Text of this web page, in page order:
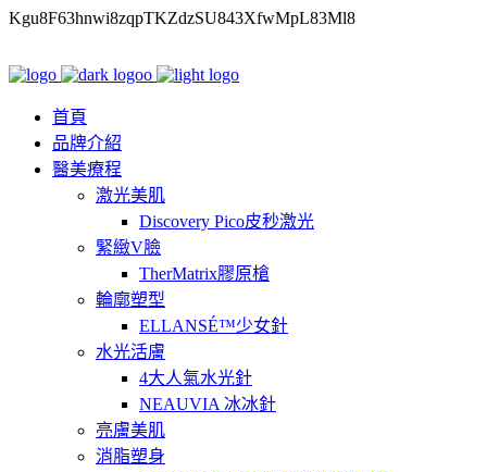
Kgu8F63hnwi8zqpTKZdzSU843XfwMpL83Ml8
首頁
品牌介紹
醫美療程
激光美肌
Discovery Pico皮秒激光
緊緻V臉
TherMatrix膠原槍
輪廓塑型
ELLANSÉ™少女針
水光活膚
4大人氣水光針
NEAUVIA 冰冰針
亮膚美肌
消脂塑身